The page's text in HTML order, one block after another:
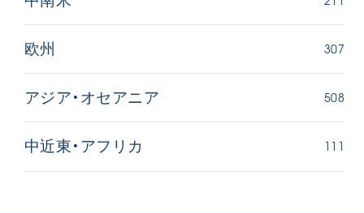
欧州 307
アジア・オセアニア 508
中近東・アフリカ 111